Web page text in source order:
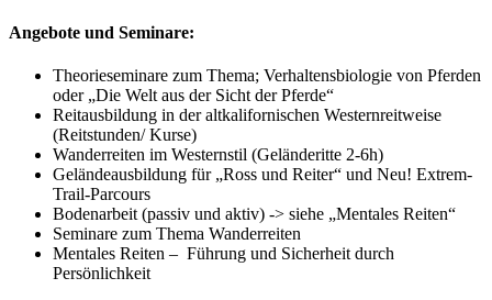
Angebote und Seminare:
Theorieseminare zum Thema; Verhaltensbiologie von Pferden
oder „Die Welt aus der Sicht der Pferde“
Reitausbildung in der altkalifornischen Westernreitweise
(Reitstunden/ Kurse)
Wanderreiten im Westernstil (Geländeritte 2-6h)
Geländeausbildung für „Ross und Reiter“ und Neu! Extrem-
Trail-Parcours
Bodenarbeit (passiv und aktiv) -> siehe „Mentales Reiten“
Seminare zum Thema Wanderreiten
Mentales Reiten – Führung und Sicherheit durch
Persönlichkeit